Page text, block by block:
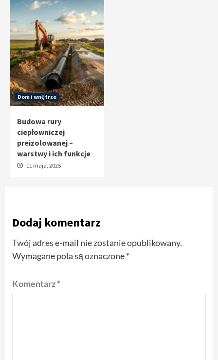
Dom i wnętrze
Budowa rury
ciepłowniczej
preizolowanej –
warstwy i ich funkcje
11 maja, 2025
Dodaj komentarz
Twój adres e-mail nie zostanie opublikowany.
Wymagane pola są oznaczone*
Komentarz*